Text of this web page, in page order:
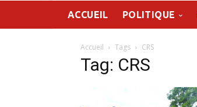
ACCUEIL POLITIQUE
Accueil Tags CRS
Tag: CRS